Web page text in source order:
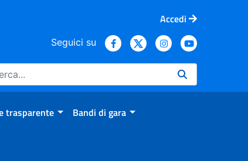
Accedi
Seguici su
trasparente Bandi di gara